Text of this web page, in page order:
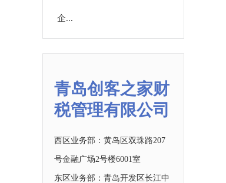
企...
青岛创客之家财
税管理有限公司
西区业务部：黄岛区双珠路207
号金融广场2号楼6001室
东区业务部：青岛开发区长江中